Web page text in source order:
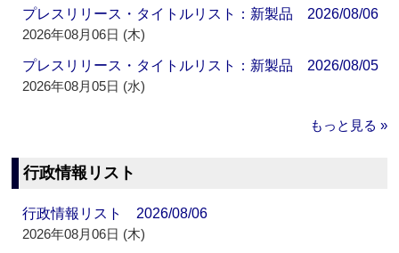
プレスリリース・タイトルリスト：新製品 2026/08/06
2026年08月06日 (木)
プレスリリース・タイトルリスト：新製品 2026/08/05
2026年08月05日 (水)
もっと見る »
行政情報リスト
行政情報リスト 2026/08/06
2026年08月06日 (木)